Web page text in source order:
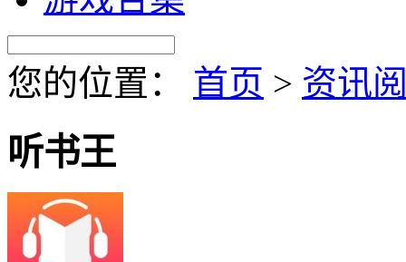
您的位置： 首页 > 资讯
听书王